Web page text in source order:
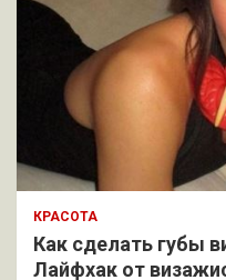
КРАСОТА
Как сделать губы
Лайфхак от